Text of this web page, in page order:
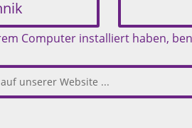
Computer installiert haben,